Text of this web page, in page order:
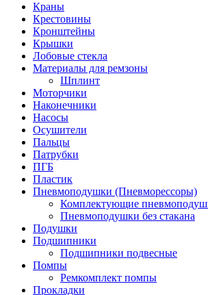
Краны
Крестовины
Кронштейны
Крышки
Лобовые стекла
Материалы для ремзоны
Шплинт
Моторчики
Наконечники
Насосы
Осушители
Пальцы
Патрубки
ПГБ
Пластик
Пневмоподушки (Пневморессоры)
Комплектующие
Пневмоподушки без стакана
Подушки
Подшипники
Подшипники подвесные
Помпы
Ремкомплект помпы
Прокладки